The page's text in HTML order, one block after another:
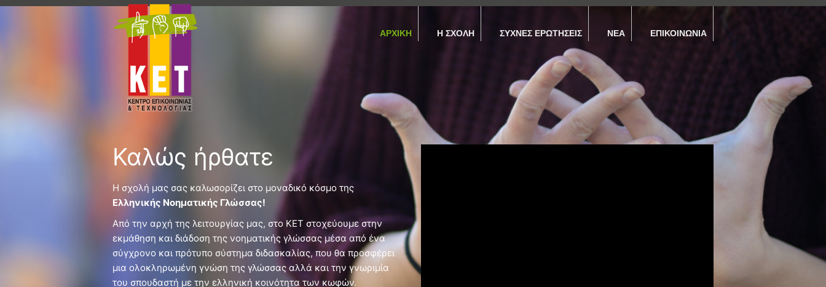
ΑΡΧΙΚΉ Η ΣΧΟΛΉ ΣΥΧΝΈΣ ΕΡΩΤΉΣΕΙΣ ΝΈΑ ΕΠΙΚΟΙΝΩΝΊΑ
Καλώς ήρθατε
Η σχολή μας σας καλωσορίζει στο μοναδικό κόσμο της
Ελληνικής Νοηματικής Γλώσσας!
Από την αρχή της λειτουργίας μας, στο ΚΕΤ στοχεύουμε στην
εκμάθηση και διάδοση της νοηματικής γλώσσας μέσα από ένα
σύγχρονο και πρότυπο σύστημα διδασκαλίας, που θα προσφέρει
μια ολοκληρωμένη γνώση της γλώσσας αλλά και την γνωριμία
του σπουδαστή με την ελληνική κοινότητα των κωφών.